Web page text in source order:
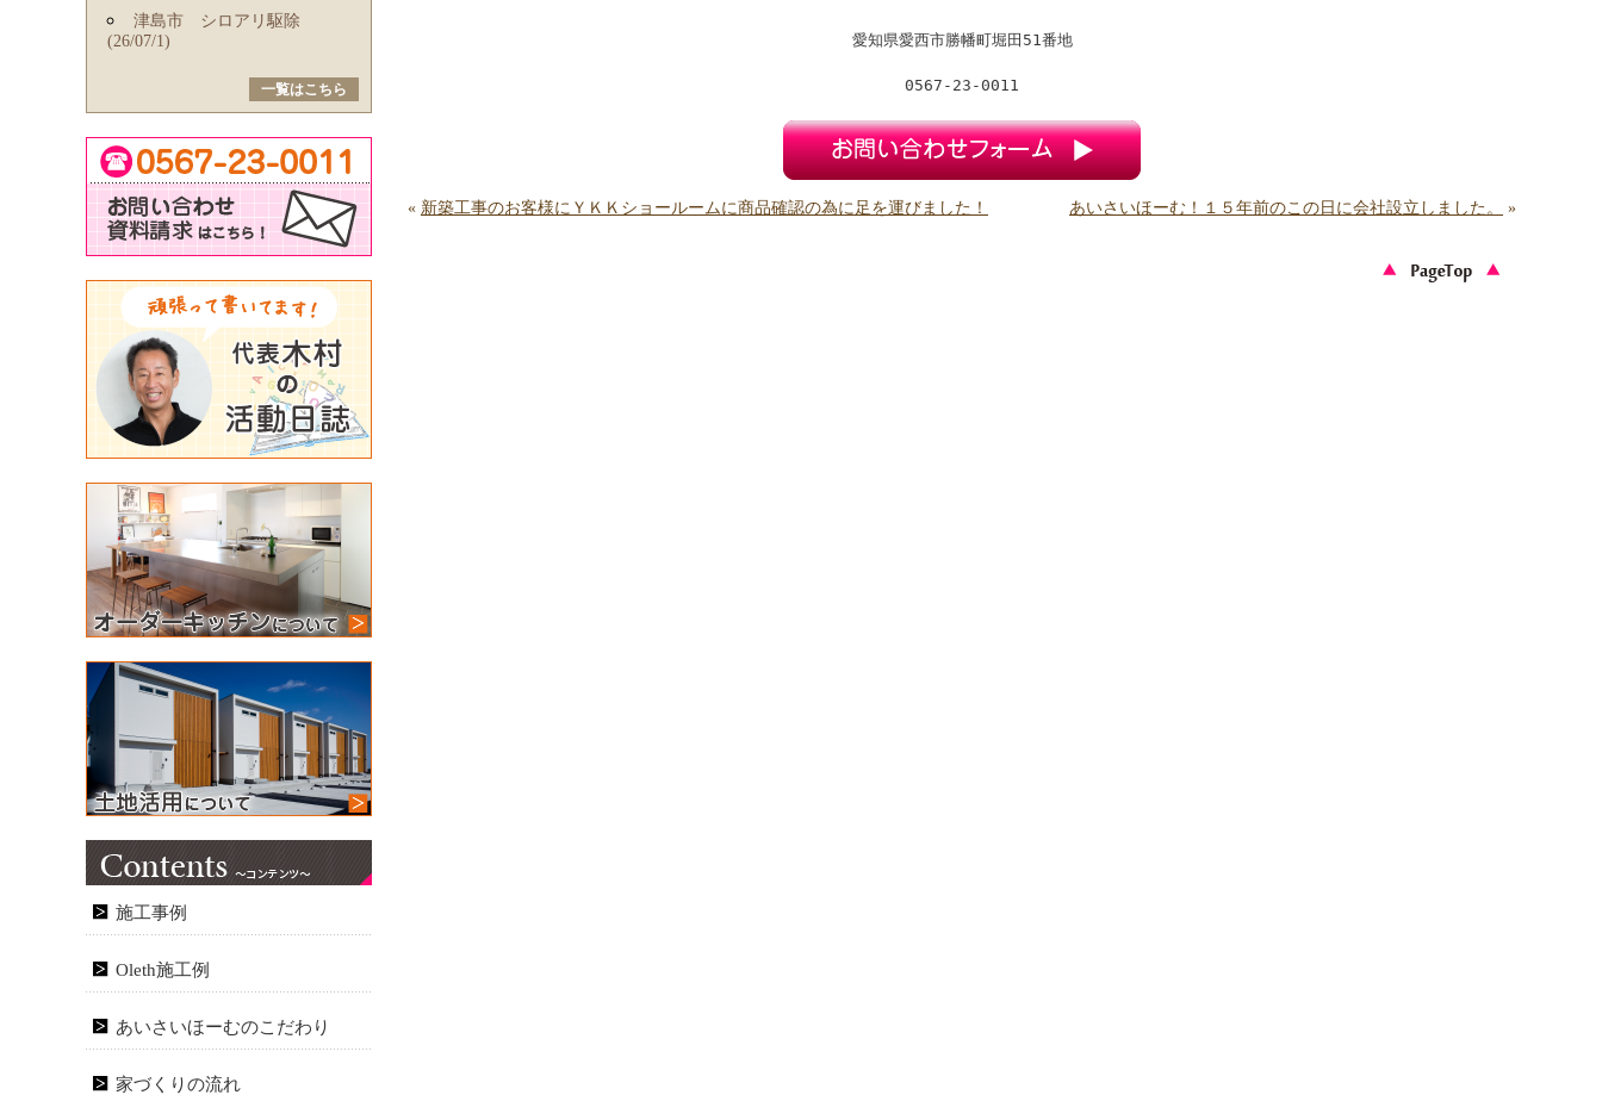
愛知県愛西市勝幡町堀田51番地
0567-23-0011
« 新築工事のお客様にＹＫＫショールームに商品確認の為に足を運びました！ あいさいほーむ！１５年前のこの日に会社設立しました。 »
津島市 シロアリ駆除
(26/07/1)
一覧はこちら
施工事例
Oleth施工例
あいさいほーむのこだわり
家づくりの流れ